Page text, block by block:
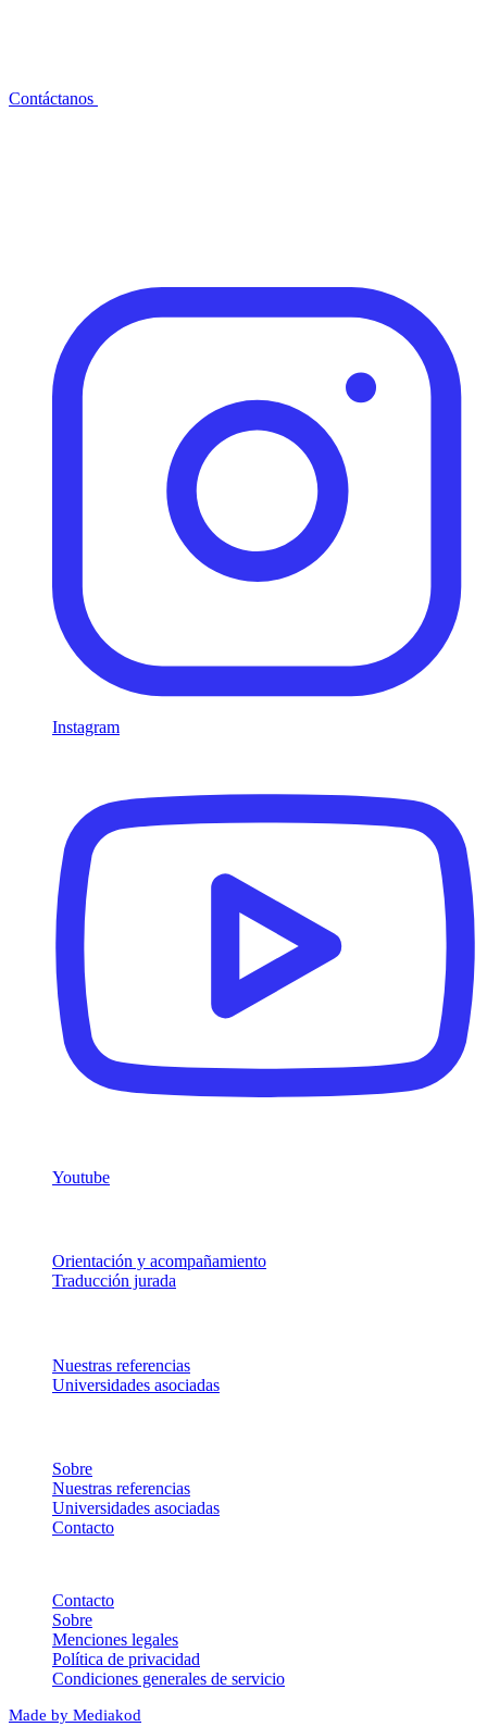
Contáctanos
Instagram
Youtube
Orientación y acompañamiento
Traducción jurada
Nuestras referencias
Universidades asociadas
Sobre
Nuestras referencias
Universidades asociadas
Contacto
Contacto
Sobre
Menciones legales
Política de privacidad
Condiciones generales de servicio
Made by Mediakod